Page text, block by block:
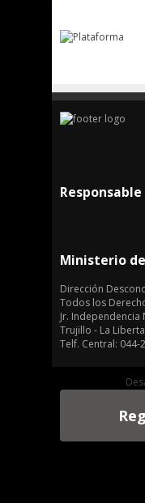
Ministerio
Dirección
Todos los
Jr. Independencia
Trujillo - La
Telf. Central: 044-